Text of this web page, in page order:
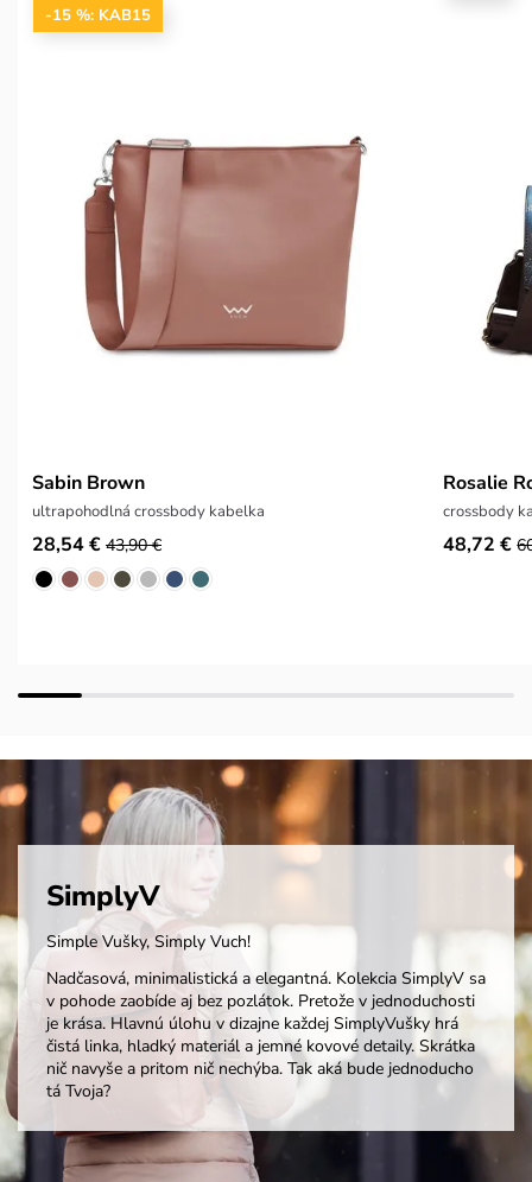
-15 %: KAB15
Sabin Brown
ultrapohodlná crossbody kabelka
28,54 € 43,90 €
Rosalie
crossbody
48,72 €
SimplyV
Simple Vušky, Simply Vuch!
Nadčasová, minimalistická a elegantná. Kolekcia SimplyV sa
v pohode zaobíde aj bez pozlátok. Pretože v jednoduchosti
je krása. Hlavnú úlohu v dizajne každej SimplyVušky hrá
čistá linka, hladký materiál a jemné kovové detaily. Skrátka
nič navyše a pritom nič nechýba. Tak aká bude jednoducho
tá Tvoja?